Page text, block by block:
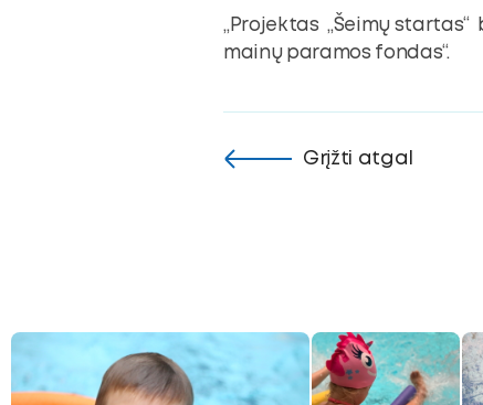
„Projektas „Šeimų
mainų paramos fondas“.
Grįžti atgal